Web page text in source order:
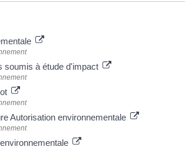
soumis à étude d'impact
Autorisation environnementale